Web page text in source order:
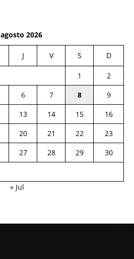
agosto 2026
J V S D
1
2
6 7 8
9
13 14 15
16
20 21 22
23
27 28 29
30
« Jul